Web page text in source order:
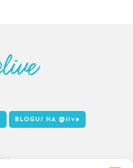
BLOGUJ NA @live